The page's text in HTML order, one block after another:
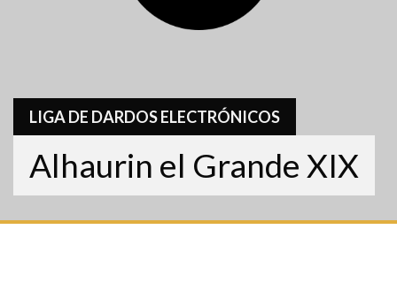
LIGA DE DARDOS ELECTRÓNICOS
Alhaurin el Grande XIX